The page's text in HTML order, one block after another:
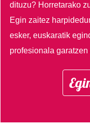
dituzu? Horretarako
Egin zaitez
esker, euskaratik
profesionala